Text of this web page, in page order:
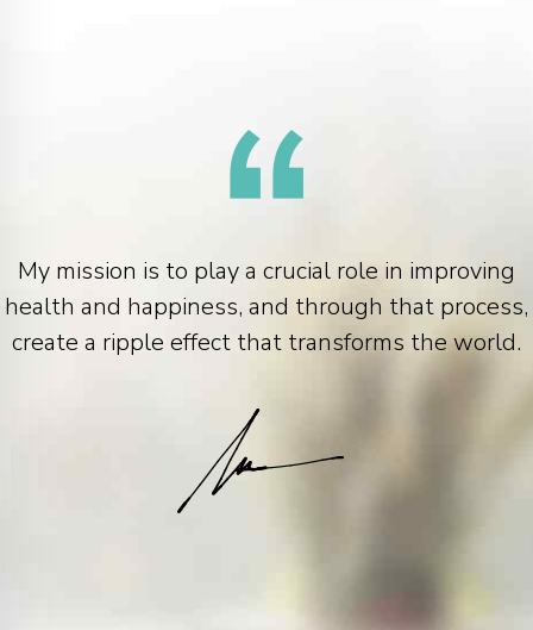
My mission is to play a crucial role in improving
health and happiness, and through that process,
create a ripple effect that transforms the world.